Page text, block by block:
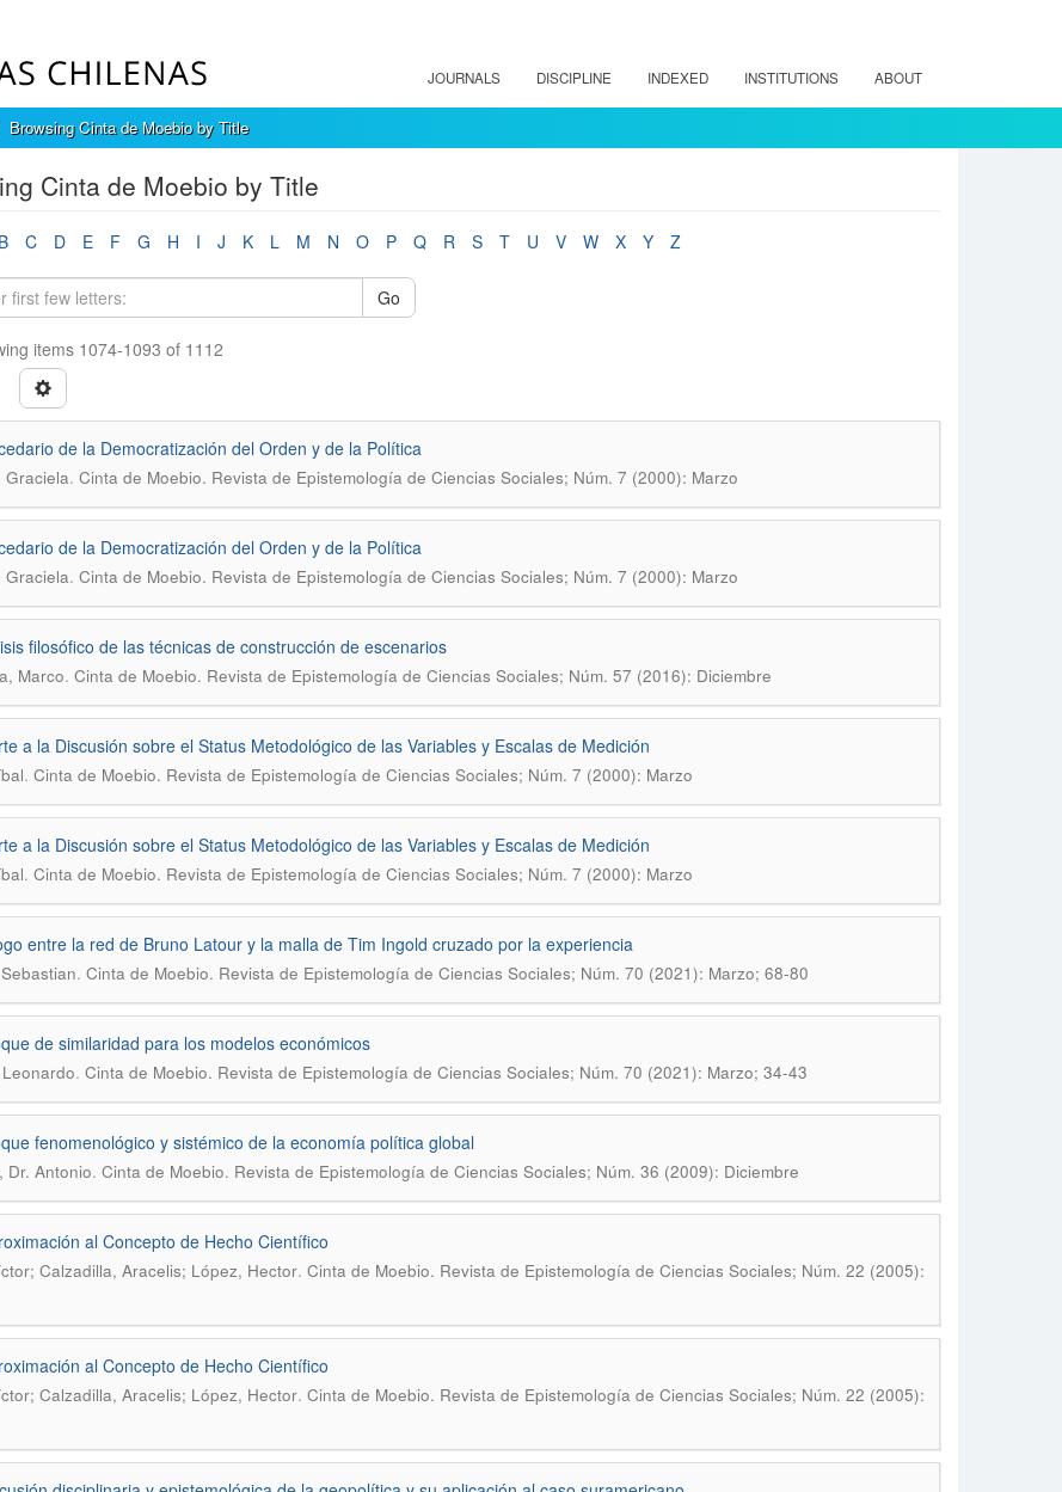
JOURNALS DISCIPLINE INDEXED INSTITUTIONS ABOUT
Browsing Cinta de Moebio by Title
Cinta de Moebio by Title
B C D E F G H I J K L M N O P Q R S T U V W X Y Z
Go
items 1074-1093 of 1112
de la Democratización del Orden y de la Política
Graciela. Cinta de Moebio. Revista de Epistemología de Ciencias Sociales; Núm. 7 (2000): Marzo
de la Democratización del Orden y de la Política
Graciela. Cinta de Moebio. Revista de Epistemología de Ciencias Sociales; Núm. 7 (2000): Marzo
filosófico de las técnicas de construcción de escenarios
Marco. Cinta de Moebio. Revista de Epistemología de Ciencias Sociales; Núm. 57 (2016): Diciembre
a la Discusión sobre el Status Metodológico de las Variables y Escalas de Medición
. Cinta de Moebio. Revista de Epistemología de Ciencias Sociales; Núm. 7 (2000): Marzo
a la Discusión sobre el Status Metodológico de las Variables y Escalas de Medición
. Cinta de Moebio. Revista de Epistemología de Ciencias Sociales; Núm. 7 (2000): Marzo
entre la red de Bruno Latour y la malla de Tim Ingold cruzado por la experiencia
. Cinta de Moebio. Revista de Epistemología de Ciencias Sociales; Núm. 70 (2021): Marzo; 68-80
de similaridad para los modelos económicos
. Cinta de Moebio. Revista de Epistemología de Ciencias Sociales; Núm. 70 (2021): Marzo; 34-43
fenomenológico y sistémico de la economía política global
Dr. Antonio. Cinta de Moebio. Revista de Epistemología de Ciencias Sociales; Núm. 36 (2009): Diciembre
al Concepto de Hecho Científico
Calzadilla, Aracelis; López, Hector. Cinta de Moebio. Revista de Epistemología de Ciencias Sociales; Núm. 22 (2005):
al Concepto de Hecho Científico
Calzadilla, Aracelis; López, Hector. Cinta de Moebio. Revista de Epistemología de Ciencias Sociales; Núm. 22 (2005):